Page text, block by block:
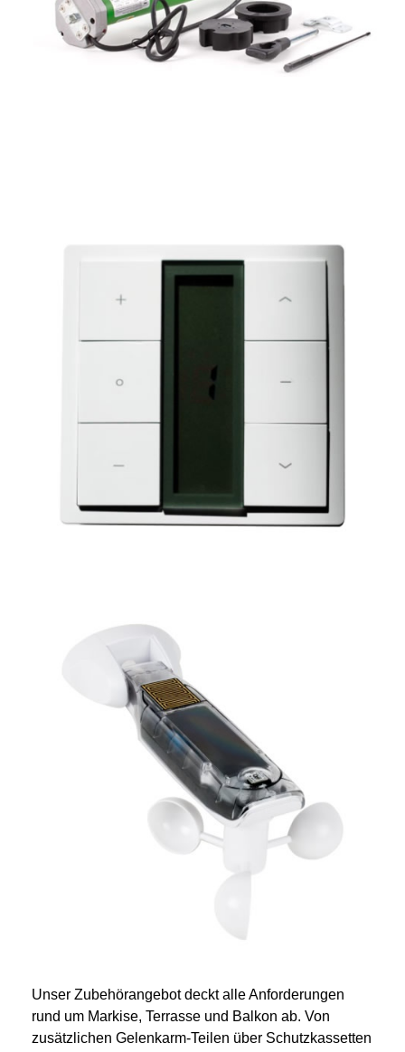
Unser Zubehörangebot deckt alle Anforderungen
rund um Markise, Terrasse und Balkon ab. Von
zusätzlichen Gelenkarm-Teilen über Schutzkassetten